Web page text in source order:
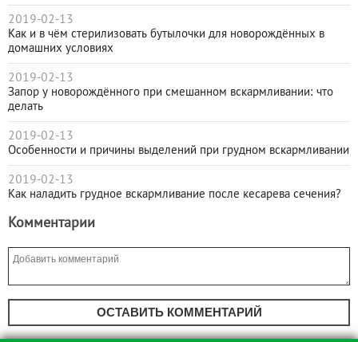
2019-02-13
Как и в чём стерилизовать бутылочки для новорождённых в
домашних условиях
2019-02-13
Запор у новорождённого при смешанном вскармливании: что
делать
2019-02-13
Особенности и причины выделений при грудном вскармливании
2019-02-13
Как наладить грудное вскармливание после кесарева сечения?
Комментарии
ОСТАВИТЬ КОММЕНТАРИЙ